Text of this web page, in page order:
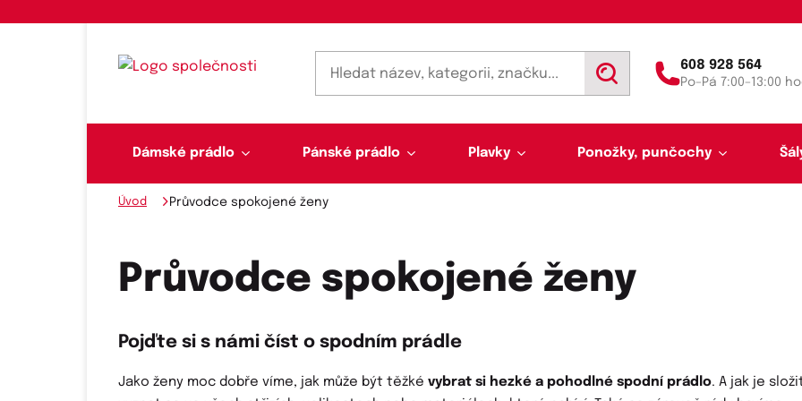
V
y
l
d
t
608 928 564
Po–Pá 7:00–13:00
Dámské prádlo Pánské prádlo Plavky Ponožky, punčochy
Novinky na skladě Výprodej 50 % sleva
Úvod Průvodce spokojené ženy
Průvodce spokojené ženy
Pojďte si s námi číst o spodním prádle
Jako ženy moc dobře víme, jak může být těžké vybrat si hezké a pohodlné spodní prádlo. A jak je